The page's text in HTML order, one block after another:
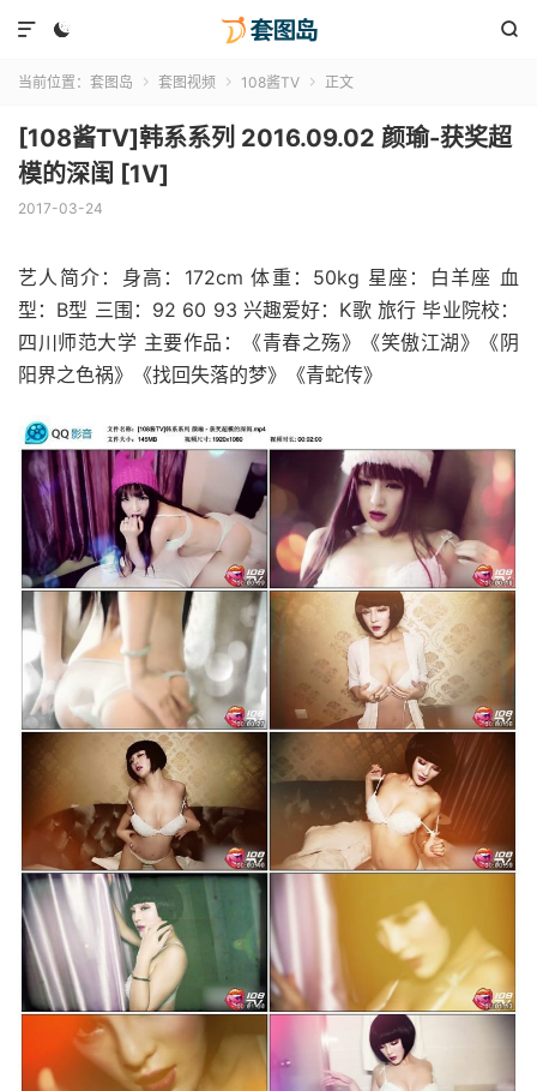
 

当前位置： 套图岛  套图视频  108酱TV  正文
[108酱TV]韩系系列 2016.09.02 颜瑜-获奖超
模的深闺 [1V]
2017-03-24
艺人简介：身高：172cm 体重：50kg 星座：白羊座 血
型：B型 三围：92 60 93 兴趣爱好：K歌 旅行 毕业院校：
四川师范大学 主要作品：《青春之殇》《笑傲江湖》《阴
阳界之色祸》《找回失落的梦》《青蛇传》